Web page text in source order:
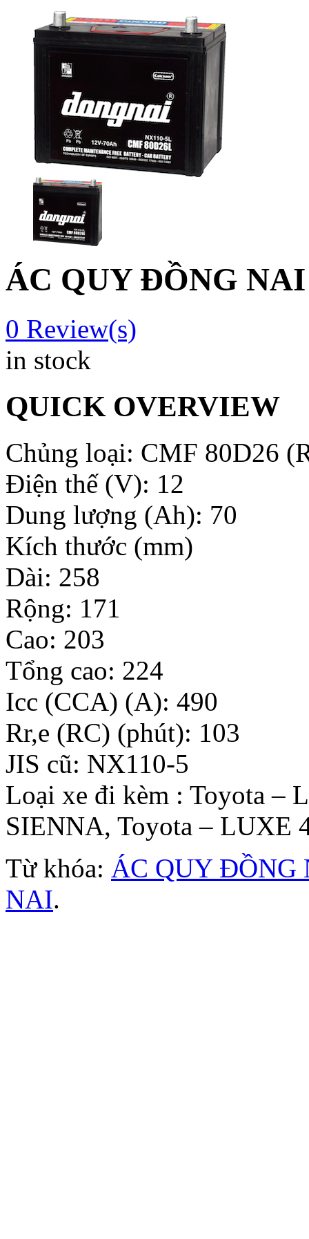
ÁC QUY ĐỒNG
0 Review(s)
in stock
QUICK OVERVIEW
Chủng loại: CMF 80D26
Điện thế (V): 12
Dung lượng (Ah): 70
Kích thước (mm)
Dài: 258
Rộng: 171
Cao: 203
Tổng cao: 224
Icc (CCA) (A): 490
Rr,e (RC) (phút): 103
JIS cũ: NX110-5
Loại xe đi kèm : Toyota –
SIENNA, Toyota – LUXE
Từ khóa: ÁC QUY ĐỒNG
NAI.